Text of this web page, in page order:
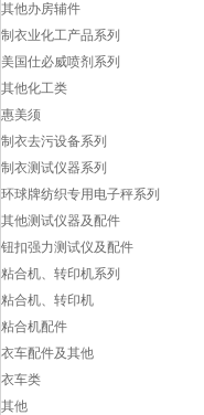
粘合机、转印机
粘合机配件
衣车配件及其他
衣车类
其他
格柏常用配件
自动裁床常用配件
【验布机】常用配件
新闻中心
联系我们
其他办房辅件
制衣业化工产品系列
美国仕必威喷剂系列
其他化工类
惠美须
制衣去污设备系列
制衣测试仪器系列
环球牌纺织专用电子秤系列
其他测试仪器及配件
钮扣强力测试仪及配件
粘合机、转印机系列
粘合机、转印机
粘合机配件
衣车配件及其他
衣车类
其他